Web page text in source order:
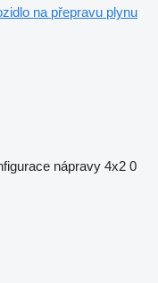
na přepravu plynu
nápravy 4x2 0